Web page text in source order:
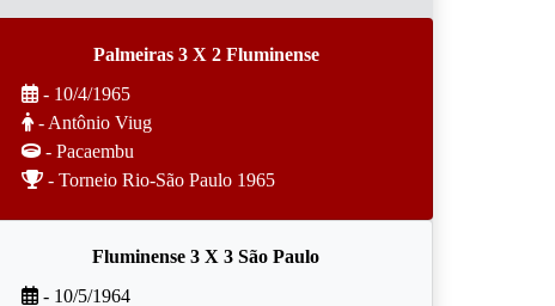
Palmeiras 3 X 2 Fluminense
- 10/4/1965
- Antônio Viug
- Pacaembu
- Torneio Rio-São Paulo 1965
Fluminense 3 X 3 São Paulo
- 10/5/1964